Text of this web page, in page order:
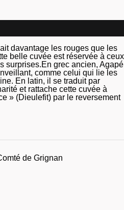
davantage les rouges que les
belle cuvée est réservée à ceux
surprises.En grec ancien, Agapé
comme celui qui lie les
En latin, il se traduit par
et rattache cette cuvée à
» (Dieulefit) par le reversement
de Grignan